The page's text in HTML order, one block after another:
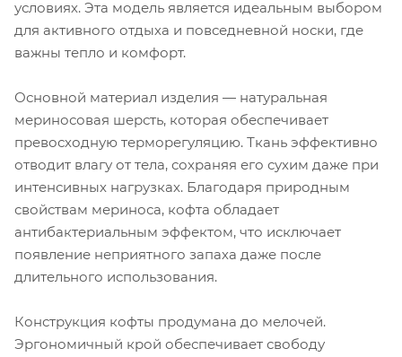
условиях. Эта модель является идеальным выбором
для активного отдыха и повседневной носки, где
важны тепло и комфорт.
Основной материал изделия — натуральная
мериносовая шерсть, которая обеспечивает
превосходную терморегуляцию. Ткань эффективно
отводит влагу от тела, сохраняя его сухим даже при
интенсивных нагрузках. Благодаря природным
свойствам мериноса, кофта обладает
антибактериальным эффектом, что исключает
появление неприятного запаха даже после
длительного использования.
Конструкция кофты продумана до мелочей.
Эргономичный крой обеспечивает свободу